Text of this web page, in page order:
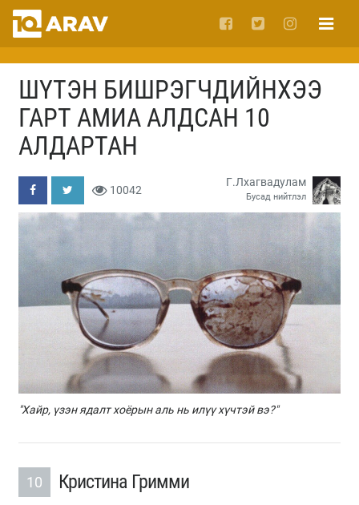
ШҮТЭН БИШРЭГЧДИЙНХЭЭ
ГАРТ АМИА АЛДСАН 10
АЛДАРТАН
10042
Г.Лхагвадулам
Бусад нийтлэл
"Хайр, үзэн ядалт хоёрын аль нь илүү хүчтэй вэ?"
10 Кристина Гримми